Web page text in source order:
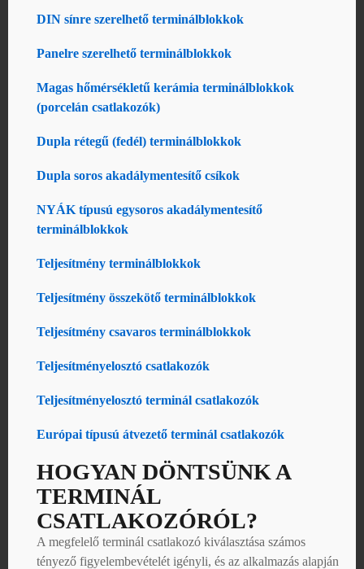
DIN sínre szerelhető terminálblokkok
Panelre szerelhető terminálblokkok
Magas hőmérsékletű kerámia terminálblokkok
(porcelán csatlakozók)
Dupla rétegű (fedél) terminálblokkok
Dupla soros akadálymentesítő csíkok
NYÁK típusú egysoros akadálymentesítő
terminálblokkok
Teljesítmény terminálblokkok
Teljesítmény összekötő terminálblokkok
Teljesítmény csavaros terminálblokkok
Teljesítményelosztó csatlakozók
Teljesítményelosztó terminál csatlakozók
Európai típusú átvezető terminál csatlakozók
HOGYAN DÖNTSÜNK A
TERMINÁL
CSATLAKOZÓRÓL?
A megfelelő terminál csatlakozó kiválasztása számos
tényező figyelembevételét igényli, és az alkalmazás alapján